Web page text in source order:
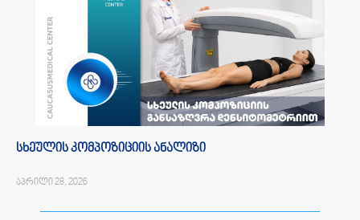
სხეულის კომპოზიციის ანალიზი
აპრილი 28, 2026